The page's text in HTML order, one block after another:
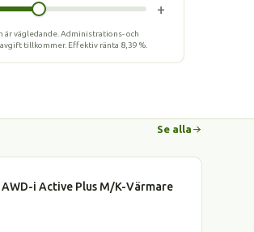
+
är vägledande. Administrations- och
tillkommer. Effektiv ränta 8,39 %
Se alla
i Active Plus M/K-Värmare